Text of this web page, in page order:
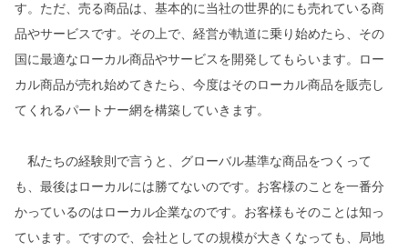
す。ただ、売る商品は、基本的に当社の世界的にも売れている商
品やサービスです。その上で、経営が軌道に乗り始めたら、その
国に最適なローカル商品やサービスを開発してもらいます。ロー
カル商品が売れ始めてきたら、今度はそのローカル商品を販売し
てくれるパートナー網を構築していきます。
私たちの経験則で言うと、グローバル基準な商品をつくって
も、最後はローカルには勝てないのです。お客様のことを一番分
かっているのはローカル企業なのです。お客様もそのことは知っ
ています。ですので、会社としての規模が大きくなっても、局地